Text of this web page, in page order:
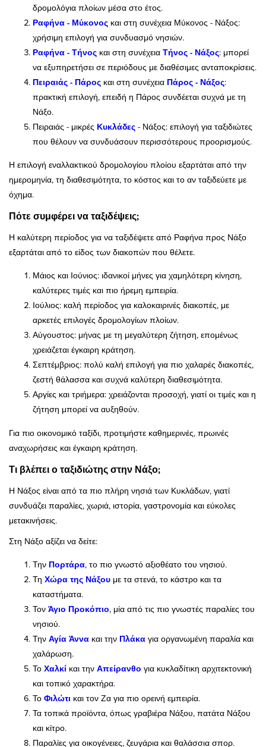
δρομολόγια πλοίων μέσα στο έτος.
Ραφήνα - Μύκονος και στη συνέχεια Μύκονος - Νάξος:
χρήσιμη επιλογή για συνδυασμό νησιών.
Ραφήνα - Τήνος και στη συνέχεια Τήνος - Νάξος: μπορεί
να εξυπηρετήσει σε περιόδους με διαθέσιμες ανταποκρίσεις.
Πειραιάς - Πάρος και στη συνέχεια Πάρος - Νάξος:
πρακτική επιλογή, επειδή η Πάρος συνδέεται συχνά με τη
Νάξο.
Πειραιάς - μικρές Κυκλάδες - Νάξος: επιλογή για ταξιδιώτες
που θέλουν να συνδυάσουν περισσότερους προορισμούς.
Η επιλογή εναλλακτικού δρομολογίου πλοίου εξαρτάται από την
ημερομηνία, τη διαθεσιμότητα, το κόστος και το αν ταξιδεύετε με
όχημα.
Πότε συμφέρει να ταξιδέψεις;
Η καλύτερη περίοδος για να ταξιδέψετε από Ραφήνα προς Νάξο
εξαρτάται από το είδος των διακοπών που θέλετε.
Μάιος και Ιούνιος: ιδανικοί μήνες για χαμηλότερη κίνηση,
καλύτερες τιμές και πιο ήρεμη εμπειρία.
Ιούλιος: καλή περίοδος για καλοκαιρινές διακοπές, με
αρκετές επιλογές δρομολογίων πλοίων.
Αύγουστος: μήνας με τη μεγαλύτερη ζήτηση, επομένως
χρειάζεται έγκαιρη κράτηση.
Σεπτέμβριος: πολύ καλή επιλογή για πιο χαλαρές διακοπές,
ζεστή θάλασσα και συχνά καλύτερη διαθεσιμότητα.
Αργίες και τριήμερα: χρειάζονται προσοχή, γιατί οι τιμές και η
ζήτηση μπορεί να αυξηθούν.
Για πιο οικονομικό ταξίδι, προτιμήστε καθημερινές, πρωινές
αναχωρήσεις και έγκαιρη κράτηση.
Τι βλέπει ο ταξιδιώτης στην Νάξο;
Η Νάξος είναι από τα πιο πλήρη νησιά των Κυκλάδων, γιατί
συνδυάζει παραλίες, χωριά, ιστορία, γαστρονομία και εύκολες
μετακινήσεις.
Στη Νάξο αξίζει να δείτε:
Την Πορτάρα, το πιο γνωστό αξιοθέατο του νησιού.
Τη Χώρα της Νάξου με τα στενά, το κάστρο και τα
καταστήματα.
Τον Άγιο Προκόπιο, μία από τις πιο γνωστές παραλίες του
νησιού.
Την Αγία Άννα και την Πλάκα για οργανωμένη παραλία και
χαλάρωση.
Το Χαλκί και την Απείρανθο για κυκλαδίτικη αρχιτεκτονική
και τοπικό χαρακτήρα.
Το Φιλώτι και τον Ζα για πιο ορεινή εμπειρία.
Τα τοπικά προϊόντα, όπως γραβιέρα Νάξου, πατάτα Νάξου
και κίτρο.
Παραλίες για οικογένειες, ζευγάρια και θαλάσσια σπορ.